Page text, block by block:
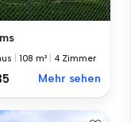
108 m² 4 Zimmer
Mehr sehen